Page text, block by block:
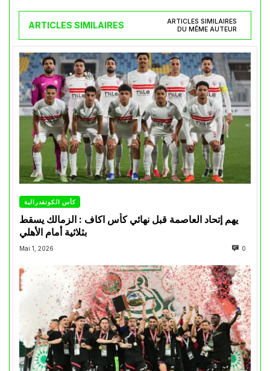
ARTICLES SIMILAIRES
ARTICLES SIMILAIRES
DU MÊME AUTEUR
كأس الكونفدرالية
يهم إتحاد العاصمة قبل نهائي كأس اكاف : الزمالك يسقط
Mai 1, 2026 0